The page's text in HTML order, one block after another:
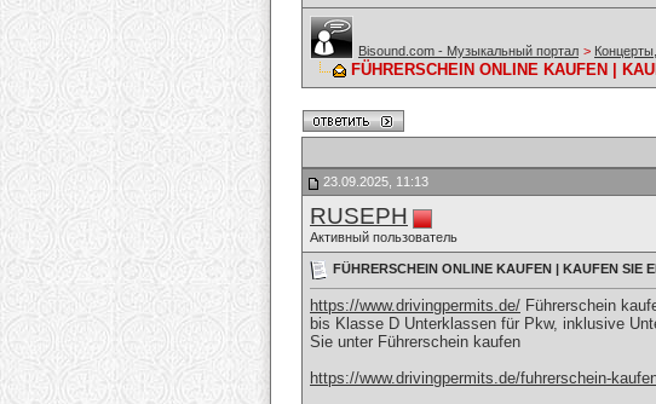
Bisound.com - Музыкальный портал >
FÜHRERSCHEIN ONLINE KAUFEN |
23.09.2025, 11:13
RUSEPH
Активный пользователь
FÜHRERSCHEIN ONLINE KAUFEN | KAUFEN SIE
https://www.drivingpermits.de/ Führerschein
bis Klasse D Unterklassen für Pkw, inklusive
Sie unter Führerschein kaufen
https://www.drivingpermits.de/fuhrerschein-